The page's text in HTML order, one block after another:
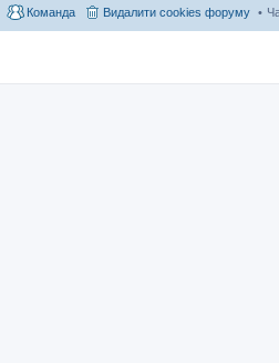
Видалити cookies форуму
Команда